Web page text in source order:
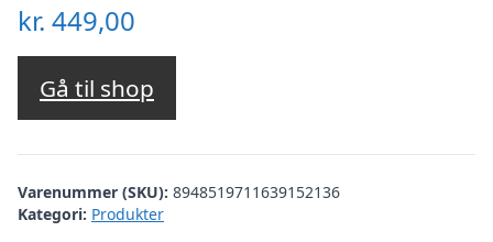
kr. 449,00
Gå til shop
Varenummer (SKU): 8948519711639152136
Kategori: Produkter